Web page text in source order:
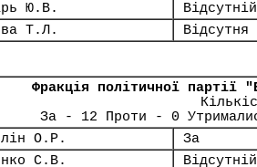
Ю.В.
Відсутній
Т.Л.
Відсутня
Фракція політичної партії
За - 12 Проти - 0
О.Р.
За
С.В.
Відсутній